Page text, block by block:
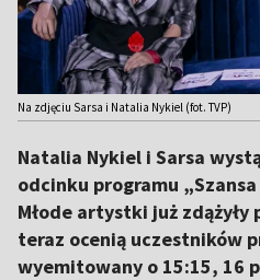
Na zdjęciu Sarsa i Natalia Nykiel (fot. TVP)
Natalia Nykiel i Sarsa
odcinku programu
Młode artystki już
teraz ocenią uczestników
wyemitowany o 15:15, 16